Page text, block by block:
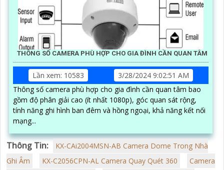
THÔNG SỐ CAMERA PHÙ HỢP CHO GIA ĐÌNH CẦN QUAN TÂM
Lần xem: 10583
3/28/2024 9:02:51 AM
Thông số camera phù hợp cho gia đình cần quan tâm bao
gồm độ phân giải cao (ít nhất 1080p), góc quan sát rộng,
tính năng ghi hình ban đêm và hồng ngoại, khả năng kết nối
mạng...
Thông Tin:
KX-CAi2004MSN-AB Camera Dome Trong Nhà
Ghi Âm
KX-C2056CPN-AL Camera Quay Quét 360
Camera